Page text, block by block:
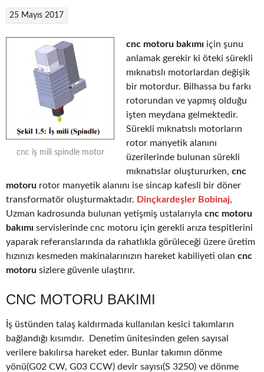
25 Mayıs 2017
cnc iş mili spindle motor
cnc motoru bakımı için şunu
anlamak gerekir ki öteki sürekli
mıknatıslı motorlardan değişik
bir motordur. Bilhassa bu farkı
rotorundan ve yapmış olduğu
işten meydana gelmektedir.
Sürekli mıknatıslı motorların
rotor manyetik alanını
üzerilerinde bulunan sürekli
mıknatıslar oluştururken, cnc
motoru rotor manyetik alanını ise sincap kafesli bir döner
transformatör oluşturmaktadır. Dinçkardeşler Bobinaj,
Uzman kadrosunda bulunan yetişmiş ustalarıyla cnc motoru
bakımı servislerinde cnc motoru için gerekli arıza tespitlerini
yaparak referanslarında da rahatlıkla görüleceği üzere üretim
hızınızı kesmeden makinalarınızın hareket kabiliyeti olan cnc
motoru sizlere güvenle ulaştırır.
CNC MOTORU BAKIMI
İş üstünden talaş kaldırmada kullanılan kesici takımların
bağlandığı kısımdır. Denetim ünitesinden gelen sayısal
verilere bakılırsa hareket eder. Bunlar takımın dönme
yönü(G02 CW, G03 CCW) devir sayısı(S 3250) ve dönme